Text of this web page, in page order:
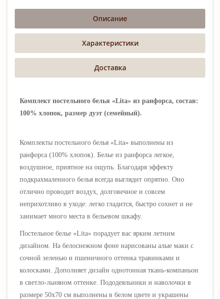
Описание
Характеристики
Доставка
Комплект постельного белья «Lita» из ранфорса, состав:
100% хлопок, размер дуэт (семейный).
Комплекты постельного белья «Lita» выполнены из
ранфорса (100% хлопок). Белье из ранфорса легкое,
воздушное, приятное на ощупь. Благодаря эффекту
подкрахмаленного белья всегда выглядит опрятно. Оно
отлично проводит воздух, долговечное и совсем
неприхотливо в уходе: легко гладится, быстро сохнет и не
занимает много места в бельевом шкафу.
Постельное белье «Lita» порадует вас ярким летним
дизайном. На белоснежном фоне нарисованы алые маки с
сочной зеленью и пшеничного оттенка травинками и
колосками. Дополняет дизайн однотонная ткань-компаньон
в светло-льняном оттенке. Пододеяльники и наволочки в
размере 50х70 см выполнены в белом цвете и украшены